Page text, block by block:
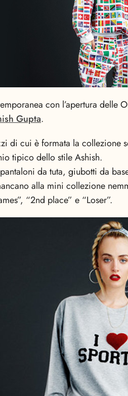
con l’apertura delle
Gupta.
di cui è formata la collezione
tipico dello stile Ashish.
da tuta, giubotti da
alla mini collezione
“2nd place” e “Loser”.